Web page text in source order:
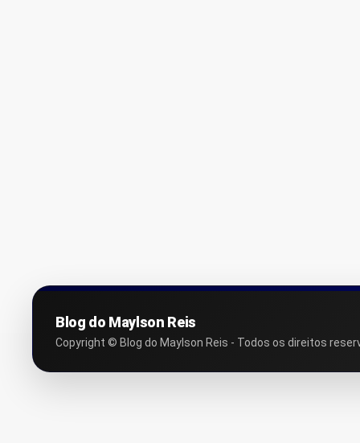
Blog do Maylson Reis
Copyright © Blog do Maylson Reis - Todos os direitos